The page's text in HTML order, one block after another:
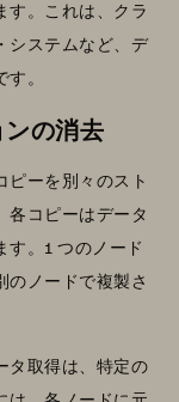
す。これは、クラ
システムなど、デ
。
の消去
ピーを別々のスト
各コピーはデータ
す。1 つのノード
のノードで複製さ
タ取得は、特定の